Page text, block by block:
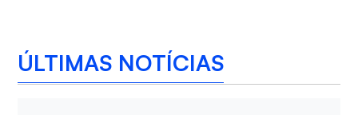
ÚLTIMAS NOTÍCIAS